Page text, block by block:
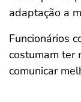
adaptação a
Funcionários
costumam ter
comunicar